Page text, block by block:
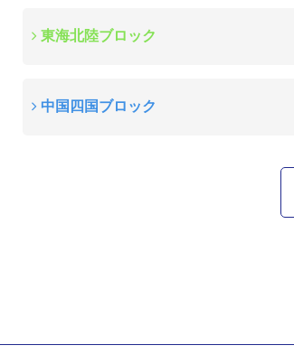
東海北陸ブロック
中国四国ブロック